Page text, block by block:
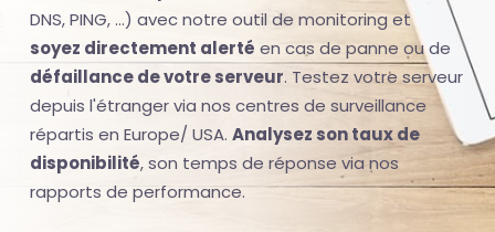
services
internet-
Uptime
is
money
DNS, PING, ...) avec notre outil de monitoring et
soyez directement alerté en cas de panne ou de
défaillance de votre serveur. Testez votre serveur
depuis l'étranger via nos centres de surveillance
répartis en Europe/ USA. Analysez son taux de
disponibilité, son temps de réponse via nos
rapports de performance.